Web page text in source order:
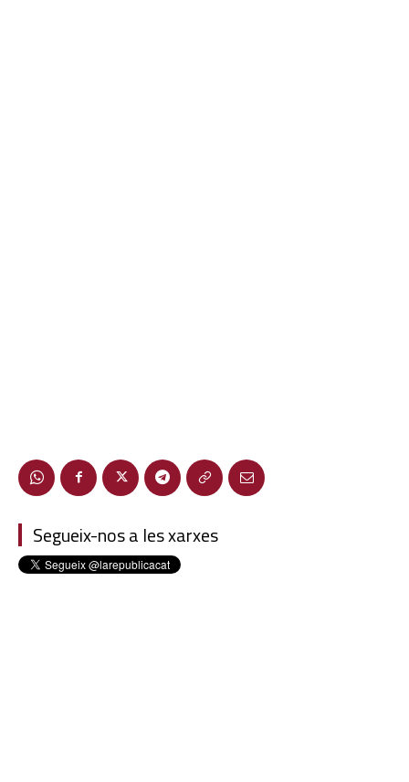
Segueix-nos a les xarxes